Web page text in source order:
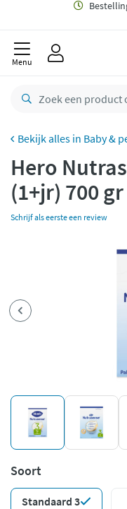
Menu
Baby &
Hero
(1+jr) 700 gr
Schrijf als eerste een review
Soort
Standaard 3